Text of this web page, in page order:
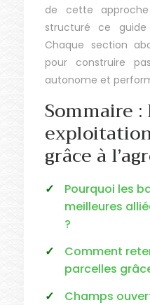
de cette
structuré ce
Chaque section
pour construire
autonome et
Sommaire
grâce à
Pourquoi les
meilleures
?
Comment
parcelles
Champs